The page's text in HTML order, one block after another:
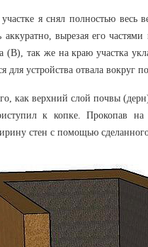
я снял полностью
вырезая его
(В), так же на краю участка
для устройства отвала вокруг
как верхний слой почвы
к копке. Прокопав на
стен с помощью